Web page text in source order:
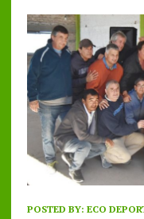
POSTED BY: ECO